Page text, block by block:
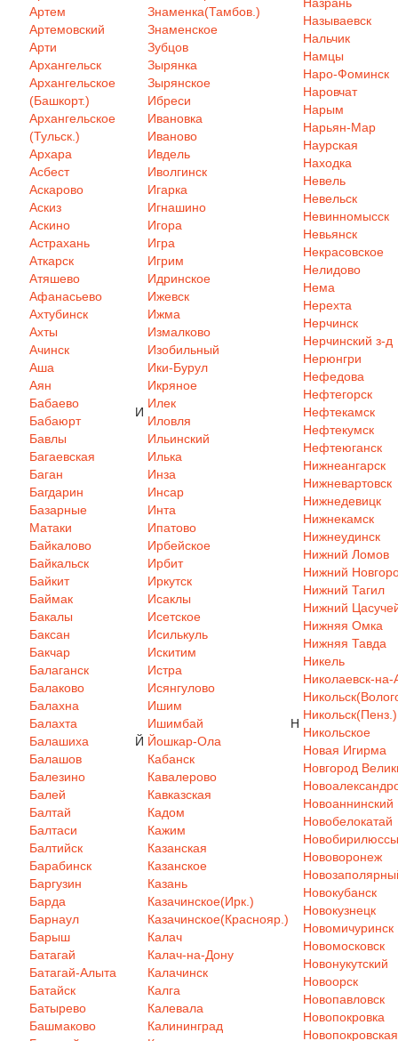
Артем
Артемовский
Арти
Архангельск
Архангельское
(Башкорт.)
Архангельское
(Тульск.)
Архара
Асбест
Аскарово
Аскиз
Аскино
Астрахань
Аткарск
Атяшево
Афанасьево
Ахтубинск
Ахты
Ачинск
Аша
Аян
Бабаево
Бабаюрт
Бавлы
Багаевская
Баган
Багдарин
Базарные
Матаки
Байкалово
Байкальск
Байкит
Баймак
Бакалы
Баксан
Бакчар
Балаганск
Балаково
Балахна
Балахта
Балашиха
Балашов
Балезино
Балей
Балтай
Балтаси
Балтийск
Барабинск
Баргузин
Барда
Барнаул
Барыш
Батагай
Батагай-Алыта
Батайск
Батырево
Башмаково
Знаменка(Тамбов.)
Знаменское
Зубцов
Зырянка
Зырянское
И
Ибреси
Ивановка
Иваново
Ивдель
Иволгинск
Игарка
Игнашино
Игора
Игра
Игрим
Идринское
Ижевск
Ижма
Измалково
Изобильный
Ики-Бурул
Икряное
Илек
Иловля
Ильинский
Илька
Инза
Инсар
Инта
Ипатово
Ирбейское
Ирбит
Иркутск
Исаклы
Исетское
Исилькуль
Искитим
Истра
Исянгулово
Ишим
Ишимбай
Й Йошкар-Ола
Кабанск
Кавалерово
Кавказская
Кадом
Кажим
Казанская
Казанское
Казань
Казачинское(Ирк.)
Казачинское(Краснояр.)
Калач
Калач-на-Дону
Калачинск
Калга
Калевала
Калининград
Н
Называевск
Нальчик
Намцы
Наро-Фоминск
Наровчат
Нарым
Нарьян-Мар
Наурская
Находка
Невель
Невельск
Невинномысск
Невьянск
Некрасовское
Нелидово
Нема
Нерехта
Нерчинск
Нерчинский з-д
Нерюнгри
Нефедова
Нефтегорск
Нефтекамск
Нефтекумск
Нефтеюганск
Нижнеангарск
Нижневартовск
Нижнедевицк
Нижнекамск
Нижнеудинск
Нижний Ломов
Нижний
Нижний Тагил
Нижний
Нижняя Омка
Нижняя Тавда
Никель
Николаевск-
Никольск(Пенз.)
Никольское
Новая Игирма
Новгород
Новоаннинский
Новобелокатай
Новобирилюссы
Нововоронеж
Новокубанск
Новокузнецк
Новомичуринск
Новомосковск
Новонукутский
Новоорск
Новопавловск
Новопокровка
Новопокровская